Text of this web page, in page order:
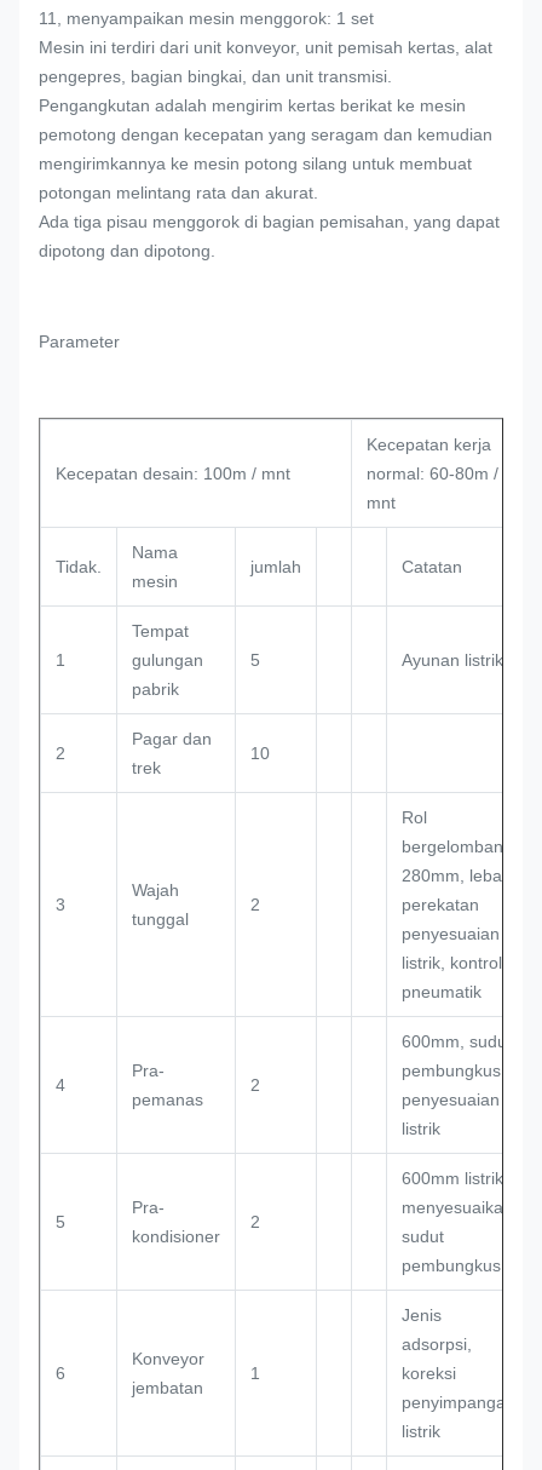
11, menyampaikan mesin menggorok: 1 set
Mesin ini terdiri dari unit konveyor, unit pemisah kertas, alat
pengepres, bagian bingkai, dan unit transmisi.
Pengangkutan adalah mengirim kertas berikat ke mesin
pemotong dengan kecepatan yang seragam dan kemudian
mengirimkannya ke mesin potong silang untuk membuat
potongan melintang rata dan akurat.
Ada tiga pisau menggorok di bagian pemisahan, yang dapat
dipotong dan dipotong.
Parameter
Kecepatan desain: 100m / mnt
Kecepatan kerja
normal: 60-80m /
mnt
Tidak.
Nama
mesin
jumlah Catatan
1
Tempat
gulungan
pabrik
5 Ayunan listrik
2
Pagar dan
trek
10
3
Wajah
tunggal
2
Rol
bergelombang
280mm, lebar
perekatan
penyesuaian
listrik, kontrol
pneumatik
4
Pra-
pemanas
2
600mm, sudut
pembungkus
penyesuaian
listrik
5
Pra-
kondisioner
2
600mm listrik
menyesuaikan
sudut
pembungkus
6
Konveyor
jembatan
1
Jenis
adsorpsi,
koreksi
penyimpangan
listrik